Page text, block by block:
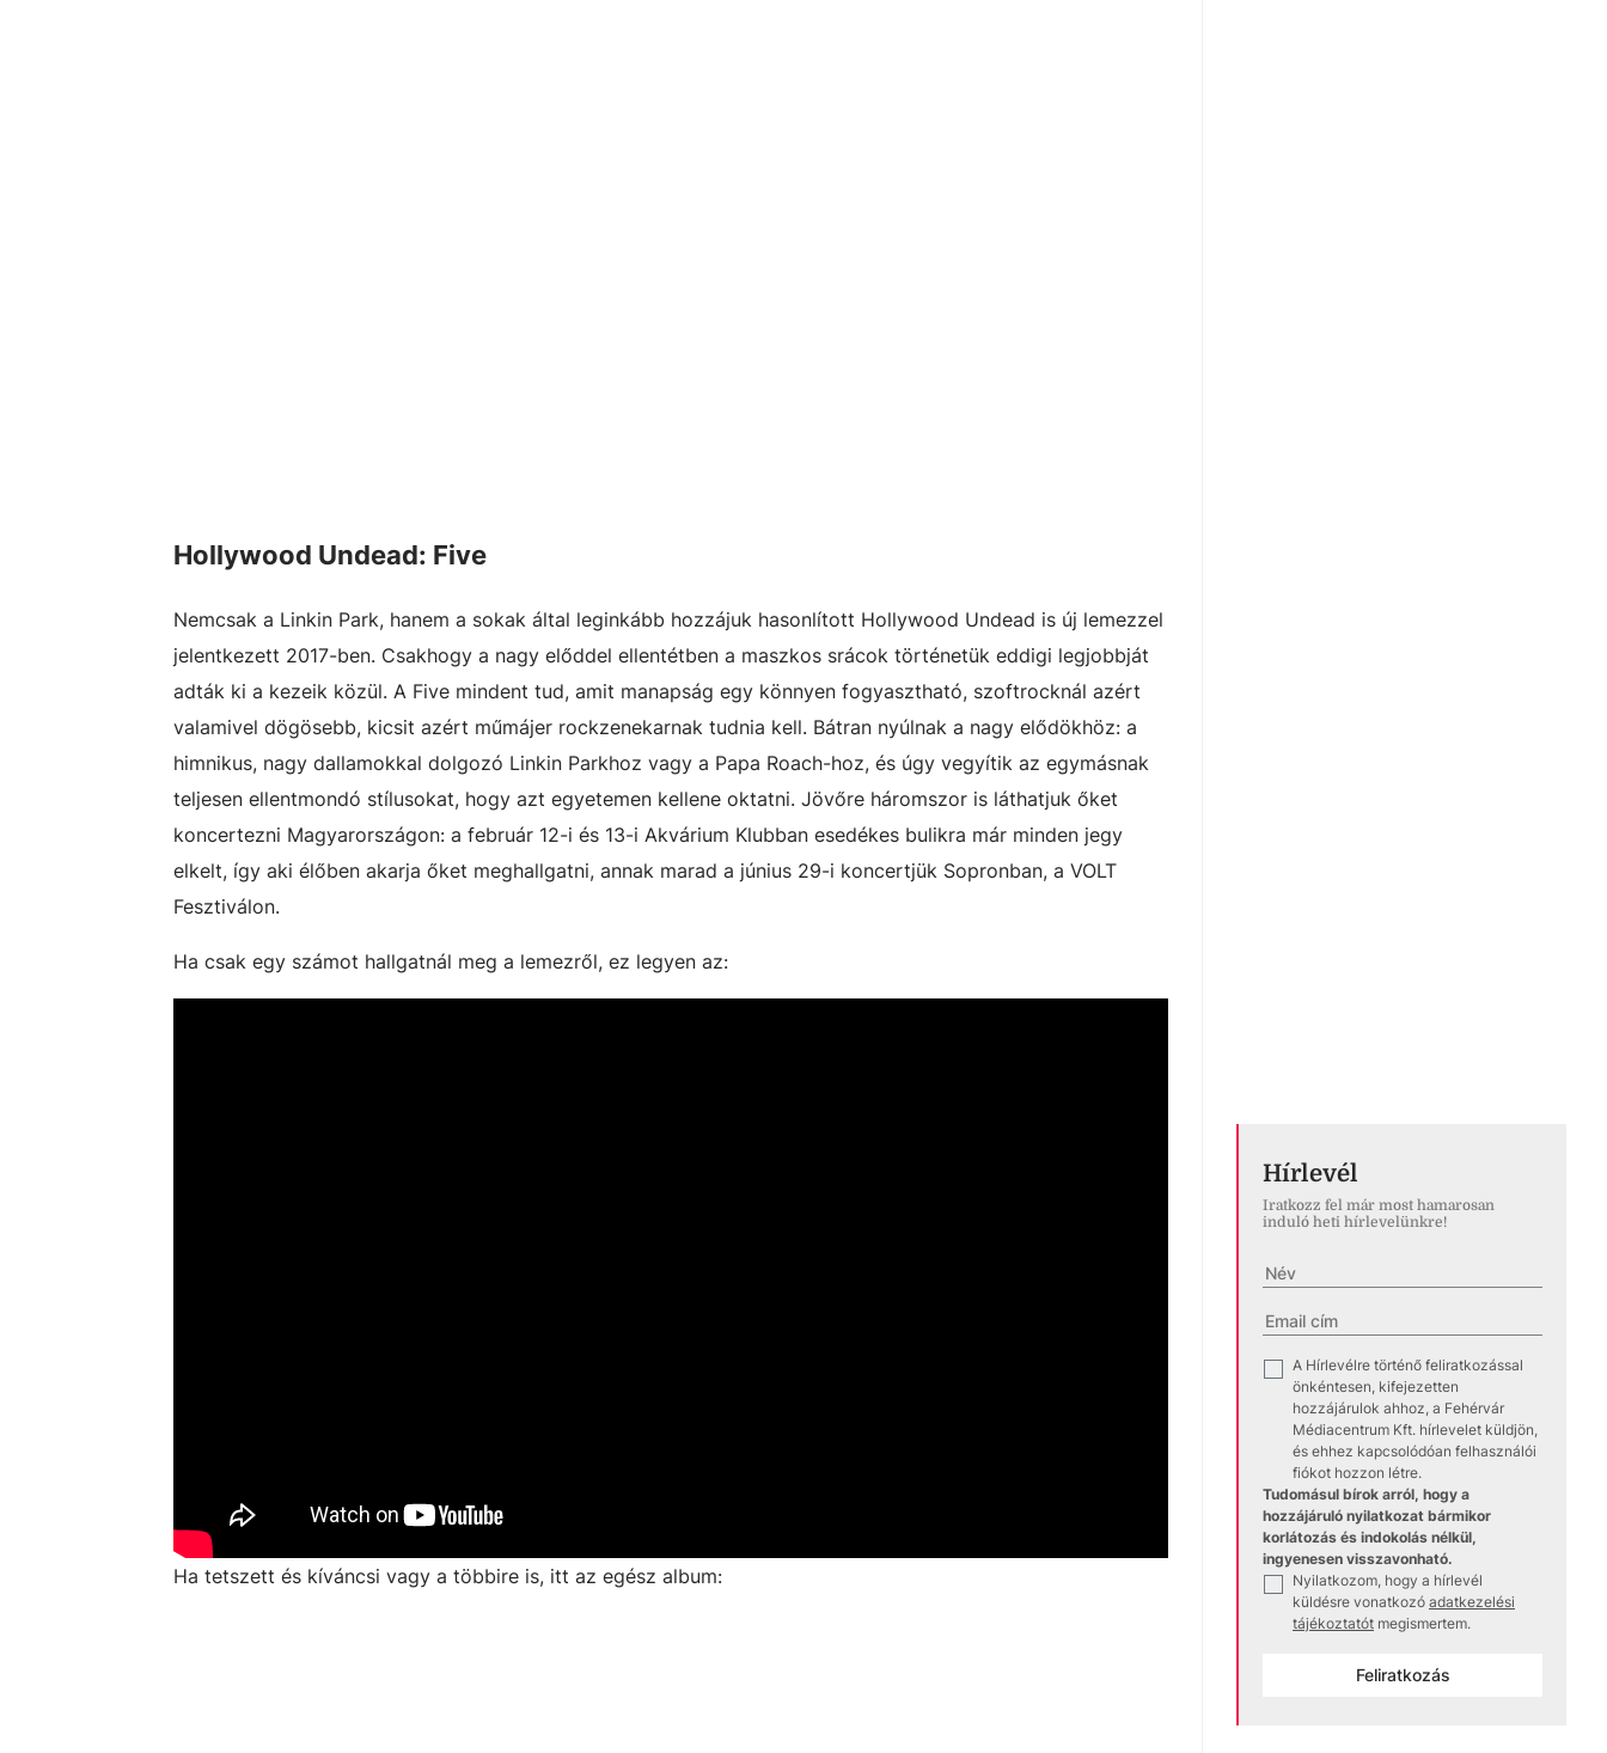
Hollywood Undead: Five
Nemcsak a Linkin Park, hanem a sokak által leginkább hozzájuk hasonlított Hollywood Undead is új lemezzel
jelentkezett 2017-ben. Csakhogy a nagy előddel ellentétben a maszkos srácok történetük eddigi legjobbját
adták ki a kezeik közül. A Five mindent tud, amit manapság egy könnyen fogyasztható, szoftrocknál azért
valamivel dögösebb, kicsit azért műmájer rockzenekarnak tudnia kell. Bátran nyúlnak a nagy elődökhöz: a
himnikus, nagy dallamokkal dolgozó Linkin Parkhoz vagy a Papa Roach-hoz, és úgy vegyítik az egymásnak
teljesen ellentmondó stílusokat, hogy azt egyetemen kellene oktatni. Jövőre háromszor is láthatjuk őket
koncertezni Magyarországon: a február 12-i és 13-i Akvárium Klubban esedékes bulikra már minden jegy
elkelt, így aki élőben akarja őket meghallgatni, annak marad a június 29-i koncertjük Sopronban, a VOLT
Fesztiválon.
Ha csak egy számot hallgatnál meg a lemezről, ez legyen az:
Ha tetszett és kíváncsi vagy a többire is, itt az egész album:
Hírlevél
Iratkozz fel már most hamarosan
induló heti hírlevelünkre!
✓
A Hírlevélre történő feliratkozással
önkéntesen, kifejezetten
hozzájárulok ahhoz, a Fehérvár
Médiacentrum Kft. hírlevelet küldjön,
és ehhez kapcsolódóan felhasználói
fiókot hozzon létre.
Tudomásul bírok arról, hogy a
hozzájáruló nyilatkozat bármikor
korlátozás és indokolás nélkül,
ingyenesen visszavonható.
✓
Nyilatkozom, hogy a hírlevél
küldésre vonatkozó adatkezelési
tájékoztatót megismertem.
Feliratkozás